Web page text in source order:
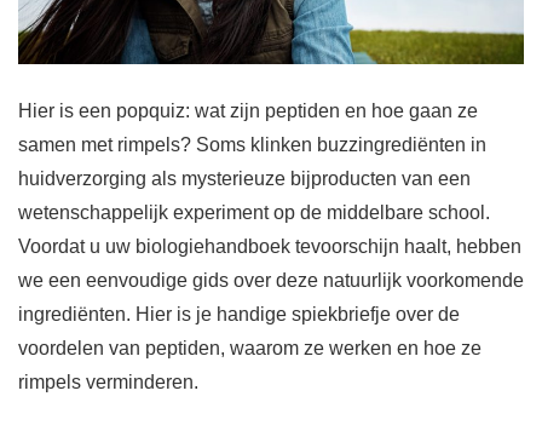
Hier is een popquiz: wat zijn peptiden en hoe gaan ze
samen met rimpels? Soms klinken buzzingrediënten in
huidverzorging als mysterieuze bijproducten van een
wetenschappelijk experiment op de middelbare school.
Voordat u uw biologiehandboek tevoorschijn haalt, hebben
we een eenvoudige gids over deze natuurlijk voorkomende
ingrediënten. Hier is je handige spiekbriefje over de
voordelen van peptiden, waarom ze werken en hoe ze
rimpels verminderen.